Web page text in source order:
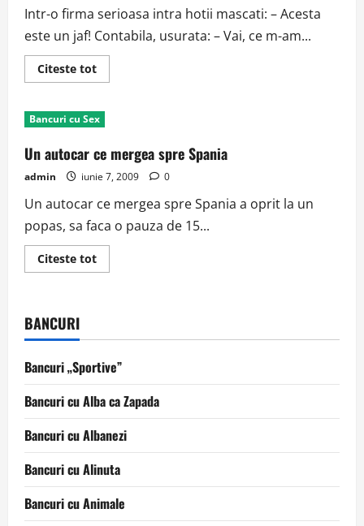
Intr-o firma serioasa intra hotii mascati: – Acesta
este un jaf! Contabila, usurata: – Vai, ce m-am...
Citeste totRead
more
o
firma
intra
hotii
mascati
Bancuri cu Sex
Un autocar ce mergea spre Spania
admin iunie 7, 2009 0
Un autocar ce mergea spre Spania a oprit la un
popas, sa faca o pauza de 15...
Citeste totRead
more
spre
BANCURI
Bancuri „Sportive”
Bancuri cu Alba ca Zapada
Bancuri cu Albanezi
Bancuri cu Alinuta
Bancuri cu Animale